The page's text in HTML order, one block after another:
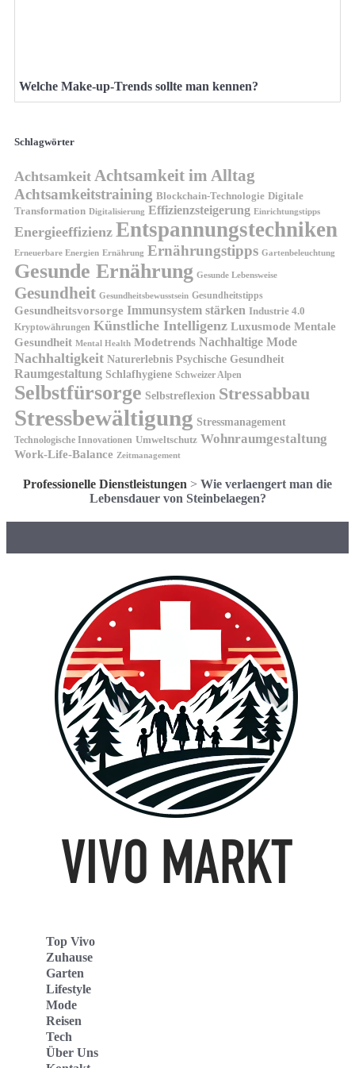
Welche Make-up-Trends sollte man kennen?
Schlagwörter
Achtsamkeit Achtsamkeit im Alltag
Achtsamkeitstraining Blockchain-Technologie Digitale
Transformation Digitalisierung Effizienzsteigerung Einrichtungstipps
Energieeffizienz Entspannungstechniken
Erneuerbare Energien Ernährung Ernährungstipps Gartenbeleuchtung
Gesunde Ernährung Gesunde Lebensweise
Gesundheit Gesundheitsbewusstsein Gesundheitstipps
Gesundheitsvorsorge Immunsystem stärken Industrie 4.0
Kryptowährungen Künstliche Intelligenz Luxusmode Mentale
Gesundheit Mental Health Modetrends Nachhaltige Mode
Nachhaltigkeit Naturerlebnis Psychische Gesundheit
Raumgestaltung Schlafhygiene Schweizer Alpen
Selbstfürsorge Selbstreflexion Stressabbau
Stressbewältigung Stressmanagement
Technologische Innovationen Umweltschutz Wohnraumgestaltung
Work-Life-Balance Zeitmanagement
Professionelle Dienstleistungen > Wie verlaengert man die
Lebensdauer von Steinbelaegen?
Top Vivo
Zuhause
Garten
Lifestyle
Mode
Reisen
Tech
Über Uns